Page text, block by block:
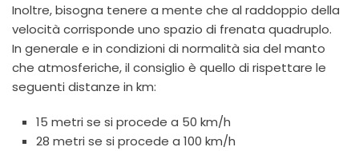
Inoltre, bisogna tenere a mente che al raddoppio della
velocità corrisponde uno spazio di frenata quadruplo.
In generale e in condizioni di normalità sia del manto
che atmosferiche, il consiglio è quello di rispettare le
seguenti distanze in km:
15 metri se si procede a 50 km/h
28 metri se si procede a 100 km/h